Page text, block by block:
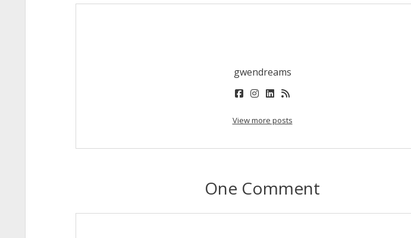
gwendreams
facebook
instagram
linkedin
rss
View more posts
One Comment